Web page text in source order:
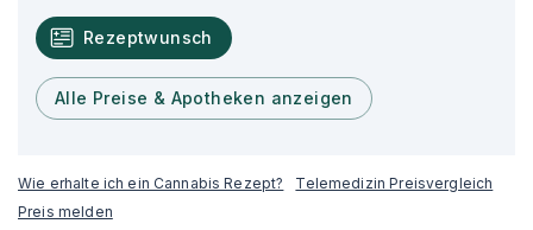
Rezeptwunsch
Alle Preise & Apotheken anzeigen
Wie erhalte ich ein Cannabis Rezept?
Telemedizin Preisvergleich
Preis melden